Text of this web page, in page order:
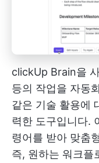
clickUp Brain을
등의 작업을 자동
같은 기술 활용에
력한 도구입니다.
령어를 받아 맞춤
즉, 원하는 워크플